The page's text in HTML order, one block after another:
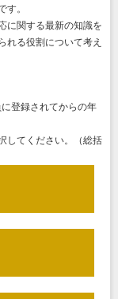
。
に関する最新の知識を
れる役割について考え
登録されてからの年
してください。（総括